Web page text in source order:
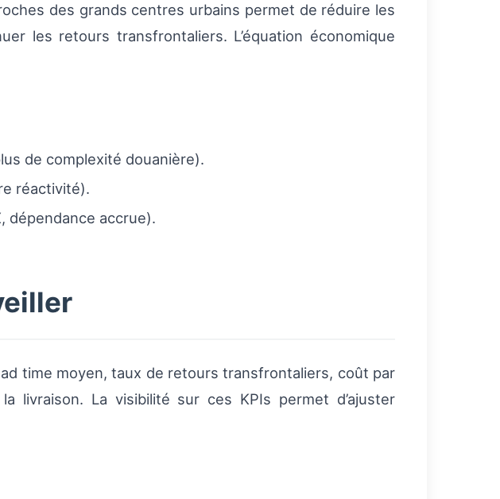
des grands centres urbains permet de réduire les
les retours transfrontaliers. L’équation économique
de complexité douanière).
réactivité).
dépendance accrue).
time moyen, taux de retours transfrontaliers, coût par
livraison. La visibilité sur ces KPIs permet d’ajuster